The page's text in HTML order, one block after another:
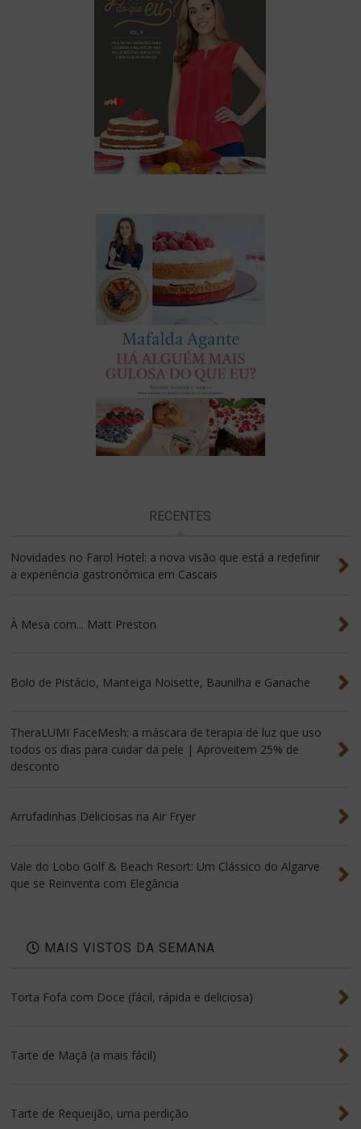
RECENTES
Novidades no Farol Hotel: a nova visão que está a redefinir
a experiência gastronómica em Cascais
À Mesa com... Matt Preston
Bolo de Pistácio, Manteiga Noisette, Baunilha e Ganache
TheraLUMI FaceMesh: a máscara de terapia de luz que uso
todos os dias para cuidar da pele | Aproveitem 25% de
desconto
Arrufadinhas Deliciosas na Air Fryer
Vale do Lobo Golf & Beach Resort: Um Clássico do Algarve
que se Reinventa com Elegância
MAIS VISTOS DA SEMANA
Torta Fofa com Doce (fácil, rápida e deliciosa)
Tarte de Maçã (a mais fácil)
Tarte de Requeijão, uma perdição